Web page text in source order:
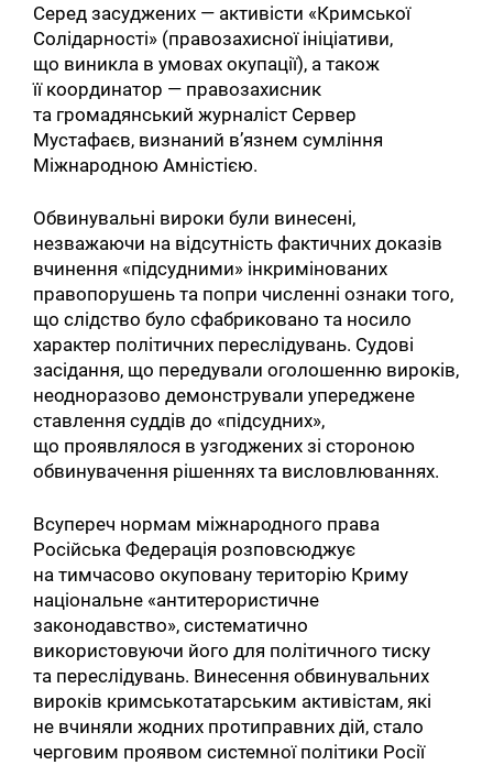
Серед засуджених — активісти «Кримської
Солідарності» (правозахисної ініціативи,
що виникла в умовах окупації), а також
її координатор — правозахисник
та громадянський журналіст Сервер
Мустафаєв, визнаний в’язнем сумління
Міжнародною Амністією.
Обвинувальні вироки були винесені,
незважаючи на відсутність фактичних доказів
вчинення «підсудними» інкримінованих
правопорушень та попри численні ознаки того,
що слідство було сфабриковано та носило
характер політичних переслідувань. Судові
засідання, що передували оголошенню вироків,
неодноразово демонстрували упереджене
ставлення суддів до «підсудних»,
що проявлялося в узгоджених зі стороною
обвинувачення рішеннях та висловлюваннях.
Всупереч нормам міжнародного права
Російська Федерація розповсюджує
на тимчасово окуповану територію Криму
національне «антитерористичне
законодавство», систематично
використовуючи його для політичного тиску
та переслідувань. Винесення обвинувальних
вироків кримськотатарським активістам, які
не вчиняли жодних протиправних дій, стало
черговим проявом системної політики Росії